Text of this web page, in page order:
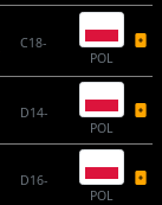
C18-
POL
D14-
POL
D16-
POL